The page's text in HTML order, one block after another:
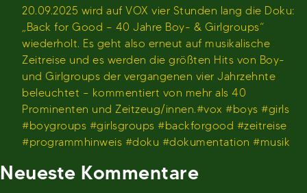
20.09.2025 wird auf VOX vier Stunden lang die Doku:
„Back for Good – 40 Jahre Boy- & Girlgroups“
wiederholt. Es geht also erneut auf musikalische
Zeitreise und es werden die größten Hits von Boy-
und Girlgroups der vergangenen vier Jahrzehnte
beleuchtet – kommentiert von mehr als 40
Prominenten und Zeitzeug/innen.#vox #boys #girls
#boygroups #girlsgroups #backforgood #zeitreise
#programmhinweis #doku #dokumentation #musik
Neueste Kommentare